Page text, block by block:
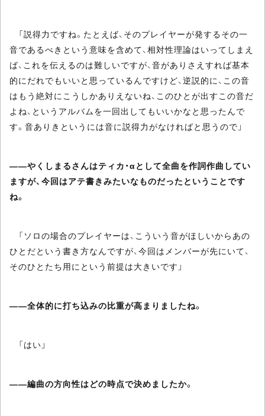
「説得力ですね。たとえば、そのプレイヤーが発するその一
音であるべきという意味を含めて、相対性理論はいってしまえ
ば、これを伝えるのは難しいですが、音がありさえすれば基本
的にだれでもいいと思っているんですけど、逆説的に、この音
はもう絶対にこうしかありえないね、このひとが出すこの音だ
よね、というアルバムを一回出してもいいかなと思ったんで
す。音ありきというには音に説得力がなければと思うので」
――やくしまるさんはティカ・αとして全曲を作詞作曲してい
ますが、今回はアテ書きみたいなものだったということです
ね。
「ソロの場合のプレイヤーは、こういう音がほしいからあの
ひとだという書き方なんですが、今回はメンバーが先にいて、
そのひとたち用にという前提は大きいです」
――全体的に打ち込みの比重が高まりましたね。
「はい」
――編曲の方向性はどの時点で決めましたか。